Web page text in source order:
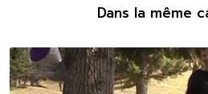
Dans la même